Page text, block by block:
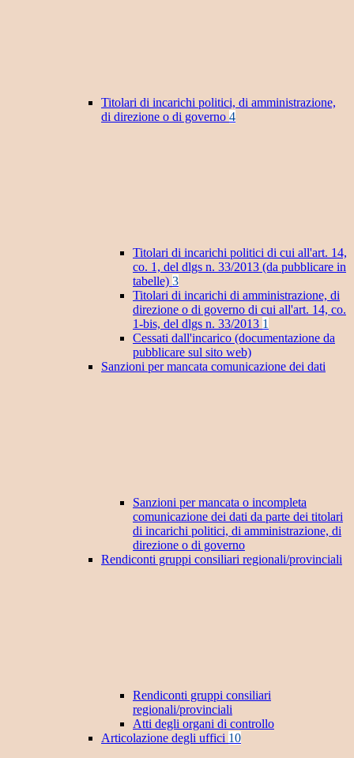
Titolari di incarichi politici, di amministrazione,
di direzione o di governo 4
Titolari di incarichi politici di cui all'art. 14,
co. 1, del dlgs n. 33/2013 (da pubblicare in
tabelle) 3
Titolari di incarichi di amministrazione, di
direzione o di governo di cui all'art. 14, co.
1-bis, del dlgs n. 33/2013 1
Cessati dall'incarico (documentazione da
pubblicare sul sito web)
Sanzioni per mancata comunicazione dei dati
Sanzioni per mancata o incompleta
comunicazione dei dati da parte dei titolari
di incarichi politici, di amministrazione, di
direzione o di governo
Rendiconti gruppi consiliari regionali/provinciali
Rendiconti gruppi consiliari
regionali/provinciali
Atti degli organi di controllo
Articolazione degli uffici 10